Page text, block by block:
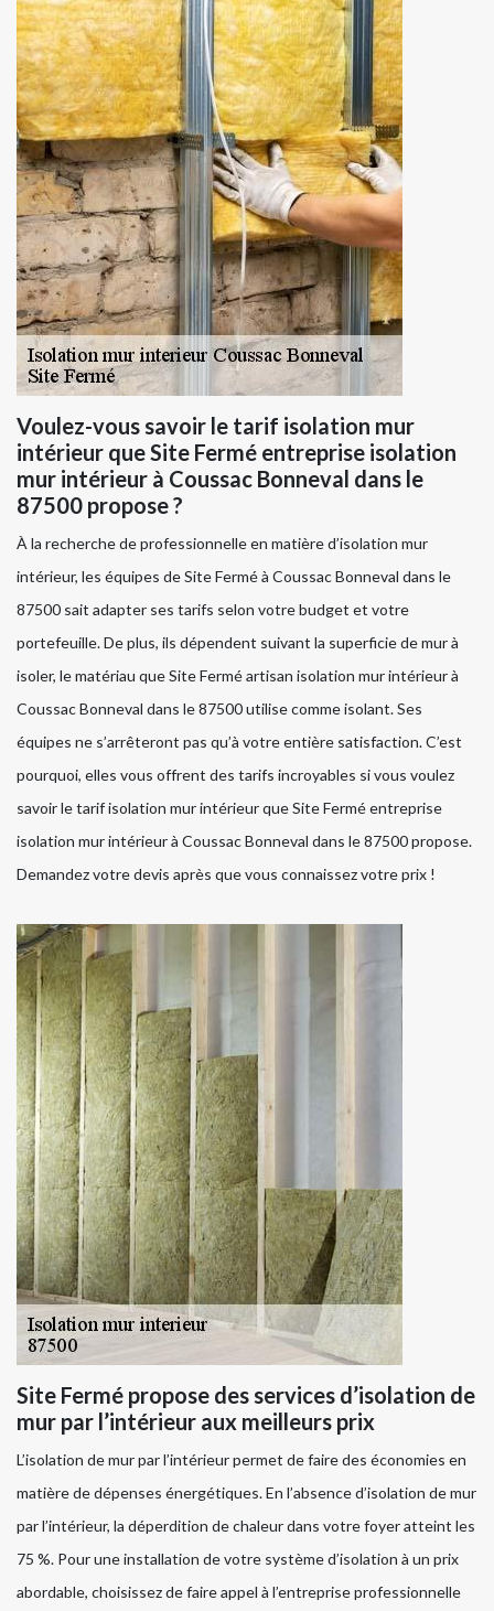
Voulez-vous savoir le tarif isolation mur
intérieur que Site Fermé entreprise isolation
mur intérieur à Coussac Bonneval dans le
87500 propose ?
À la recherche de professionnelle en matière d’isolation mur
intérieur, les équipes de Site Fermé à Coussac Bonneval dans le
87500 sait adapter ses tarifs selon votre budget et votre
portefeuille. De plus, ils dépendent suivant la superficie de mur à
isoler, le matériau que Site Fermé artisan isolation mur intérieur à
Coussac Bonneval dans le 87500 utilise comme isolant. Ses
équipes ne s’arrêteront pas qu’à votre entière satisfaction. C’est
pourquoi, elles vous offrent des tarifs incroyables si vous voulez
savoir le tarif isolation mur intérieur que Site Fermé entreprise
isolation mur intérieur à Coussac Bonneval dans le 87500 propose.
Demandez votre devis après que vous connaissez votre prix !
Site Fermé propose des services d’isolation de
mur par l’intérieur aux meilleurs prix
L’isolation de mur par l’intérieur permet de faire des économies en
matière de dépenses énergétiques. En l’absence d’isolation de mur
par l’intérieur, la déperdition de chaleur dans votre foyer atteint les
75 %. Pour une installation de votre système d’isolation à un prix
abordable, choisissez de faire appel à l’entreprise professionnelle